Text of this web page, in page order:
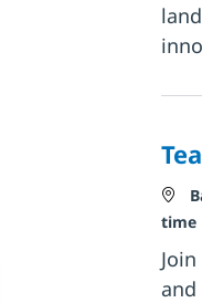
time
and